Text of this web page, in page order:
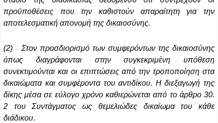
προϋποθέσεις που την καθιστούν απαραίτητη για την
αποτελεσματική απονομή της δικαιοσύνης.
(2) Στον προσδιορισμό των συμφερόντων της δικαιοσύνης
όπως διαγράφονται στην συγκεκριμένη υπόθεση
συνεκτιμούνται και οι επιπτώσεις από την τροποποίηση στα
δικαιώματα και συμφέροντα του αντιδίκου. Η διεξαγωγή της
δίκης μέσα σε εύλογο χρόνο καθιερώνεται από το άρθρο 30.
2 του Συντάγματος ως θεμελιώδες δικαίωμα του κάθε
διάδικου.